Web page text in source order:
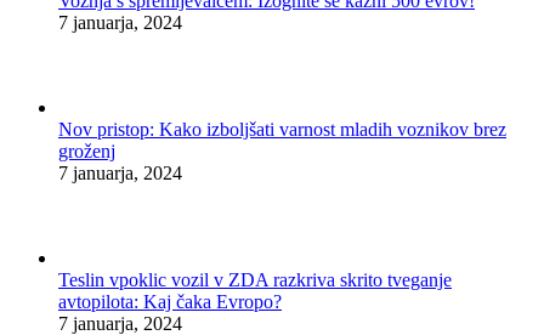
7 januarja, 2024
Nov pristop: Kako izboljšati varnost mladih voznikov brez
groženj
7 januarja, 2024
Teslin vpoklic vozil v ZDA razkriva skrito tveganje
avtopilota: Kaj čaka Evropo?
7 januarja, 2024